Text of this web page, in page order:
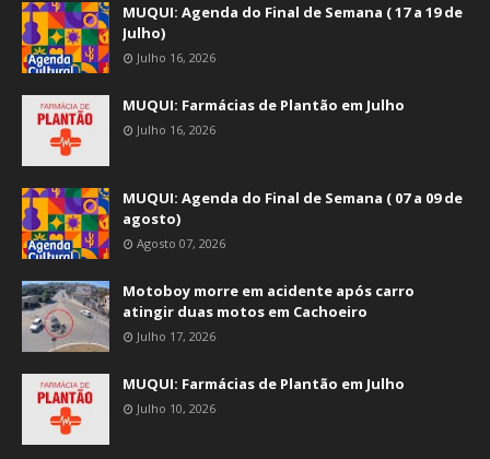
MUQUI: Agenda do Final de Semana ( 17 a 19 de
Julho)
Julho 16, 2026
MUQUI: Farmácias de Plantão em Julho
Julho 16, 2026
MUQUI: Agenda do Final de Semana ( 07 a 09 de
agosto)
Agosto 07, 2026
Motoboy morre em acidente após carro
atingir duas motos em Cachoeiro
Julho 17, 2026
MUQUI: Farmácias de Plantão em Julho
Julho 10, 2026